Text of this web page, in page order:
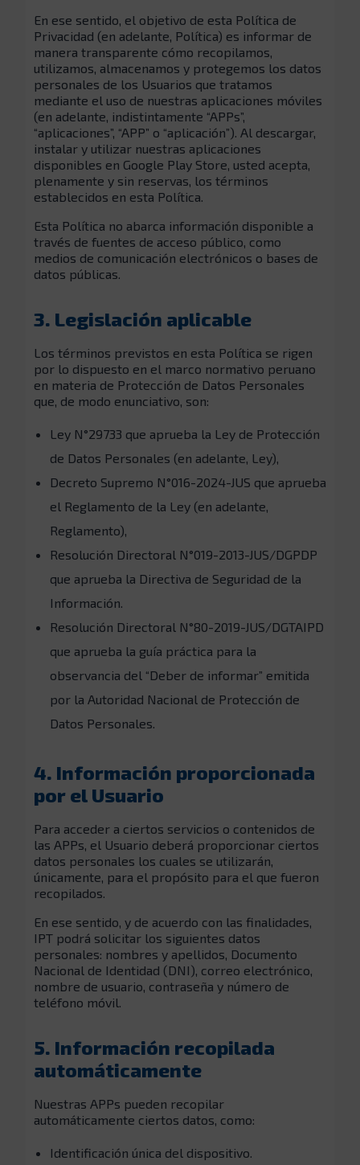
En ese sentido, el objetivo de esta Política de
Privacidad (en adelante, Política) es informar de
manera transparente cómo recopilamos,
utilizamos, almacenamos y protegemos los datos
personales de los Usuarios que tratamos
mediante el uso de nuestras aplicaciones móviles
(en adelante, indistintamente “APPs”,
“aplicaciones”, “APP” o “aplicación”). Al descargar,
instalar y utilizar nuestras aplicaciones
disponibles en Google Play Store, usted acepta,
plenamente y sin reservas, los términos
establecidos en esta Política.
Esta Política no abarca información disponible a
través de fuentes de acceso público, como
medios de comunicación electrónicos o bases de
datos públicas.
3. Legislación aplicable
Los términos previstos en esta Política se rigen
por lo dispuesto en el marco normativo peruano
en materia de Protección de Datos Personales
que, de modo enunciativo, son:
Ley N°29733 que aprueba la Ley de Protección
de Datos Personales (en adelante, Ley),
Decreto Supremo N°016-2024-JUS que aprueba
el Reglamento de la Ley (en adelante,
Reglamento),
Resolución Directoral N°019-2013-JUS/DGPDP
que aprueba la Directiva de Seguridad de la
Información.
Resolución Directoral N°80-2019-JUS/DGTAIPD
que aprueba la guía práctica para la
observancia del “Deber de informar” emitida
por la Autoridad Nacional de Protección de
Datos Personales.
4. Información proporcionada
por el Usuario
Para acceder a ciertos servicios o contenidos de
las APPs, el Usuario deberá proporcionar ciertos
datos personales los cuales se utilizarán,
únicamente, para el propósito para el que fueron
recopilados.
En ese sentido, y de acuerdo con las finalidades,
IPT podrá solicitar los siguientes datos
personales: nombres y apellidos, Documento
Nacional de Identidad (DNI), correo electrónico,
nombre de usuario, contraseña y número de
teléfono móvil.
5. Información recopilada
automáticamente
Nuestras APPs pueden recopilar
automáticamente ciertos datos, como:
Identificación única del dispositivo.